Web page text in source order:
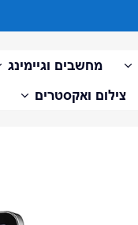
מחשבים וגיימינג
צילום ואקסטרים